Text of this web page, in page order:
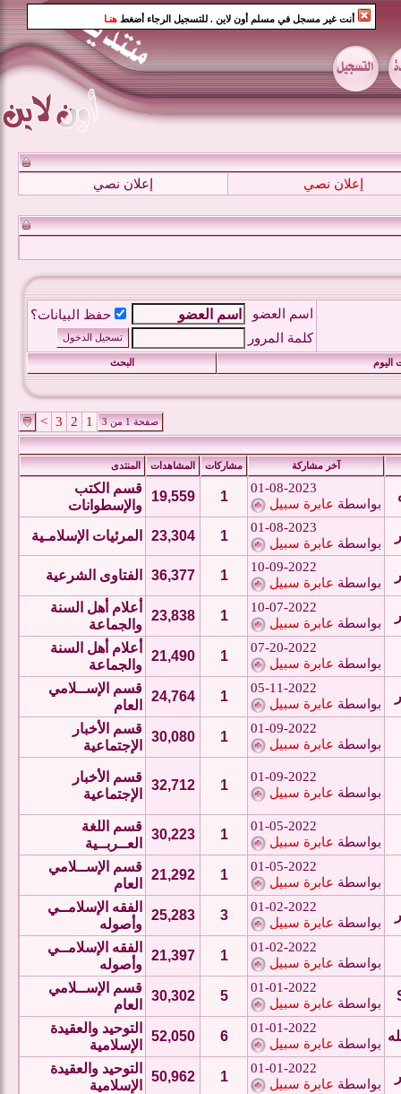
أنت غير مسجل في مسلم أون لاين . للتسجيل الرجاء أضغط هنـا
إعلان نصي إعلان نصي
اسم العضو
حفظ البيانات؟
كلمة المرور
اليوم البحث
صفحة 1 من 3 1
2
3
>
آخر مشاركة مشاركات المشاهدات المنتدى
01-08-2023
بواسطة عابرة سبيل 1
19,559
قسم الكتب
والإسطوانات
01-08-2023
بواسطة عابرة سبيل 1
23,304 المرئيات الإسلامـية
10-09-2022
بواسطة عابرة سبيل 1
36,377 الفتاوى الشرعية
10-07-2022
بواسطة عابرة سبيل 1
23,838
أعلام أهل السنة
والجماعة
07-20-2022
بواسطة عابرة سبيل 1
21,490
أعلام أهل السنة
والجماعة
05-11-2022
بواسطة عابرة سبيل 1
24,764
قسم الإســلامي
العام
01-09-2022
بواسطة عابرة سبيل 1
30,080
قسم الأخبار
الإجتماعية
01-09-2022
بواسطة عابرة سبيل 1
32,712
قسم الأخبار
الإجتماعية
01-05-2022
بواسطة عابرة سبيل 1
30,223
قسم اللغة
العــربــية
01-05-2022
بواسطة عابرة سبيل 1
21,292
قسم الإســلامي
العام
01-02-2022
بواسطة عابرة سبيل 3
25,283
الفقه الإسلامــي
وأصوله
01-02-2022
بواسطة عابرة سبيل 1
21,397
الفقه الإسلامــي
وأصوله
01-01-2022
بواسطة عابرة سبيل 5
30,302
قسم الإســلامي
العام
01-01-2022
بواسطة عابرة سبيل 6
52,050
التوحيد والعقيدة
الإسلامية
01-01-2022
بواسطة عابرة سبيل 1
50,962
التوحيد والعقيدة
الإسلامية